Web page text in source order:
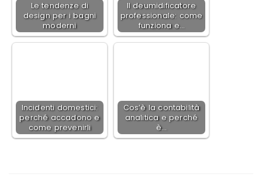
Le tendenze di
design per i bagni
moderni
Il deumidificatore
professionale: come
funziona e…
Incidenti domestici:
perché accadono e
come prevenirli
Cos’è la contabilità
analitica e perché
è…